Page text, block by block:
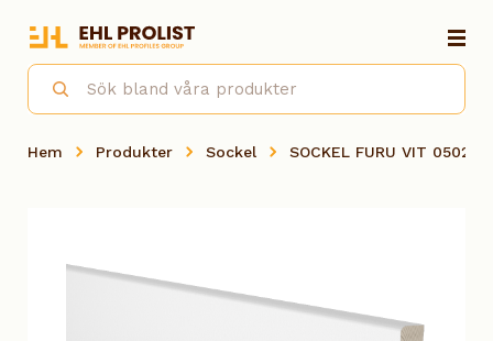
Hem Produkter Sockel SOCKEL FURU VIT 0502-